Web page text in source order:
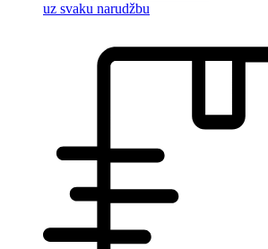
uz svaku narudžbu